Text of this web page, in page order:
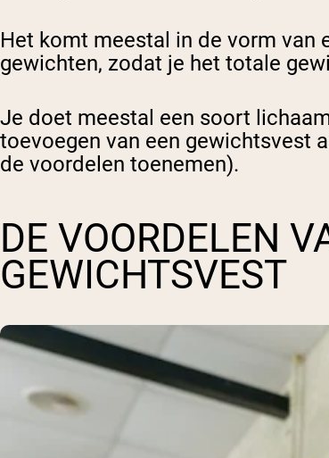
Het komt meestal in de vorm van
gewichten, zodat je het totale
Je doet meestal een soort
toevoegen van een gewichtsvest
de voordelen toenemen).
DE VOORDELEN
GEWICHTSVEST